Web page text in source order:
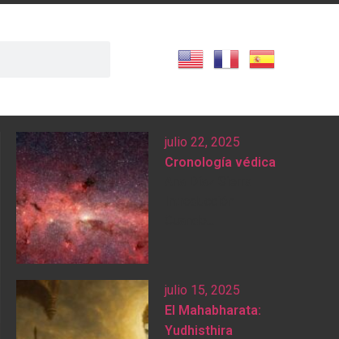
julio 22, 2025
Cronología védica
julio 15, 2025
El Mahabharata:
Yudhisthira